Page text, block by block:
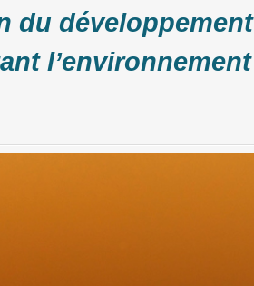
du développement
l’environnement